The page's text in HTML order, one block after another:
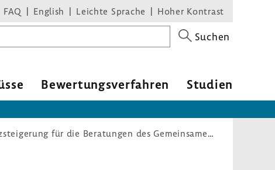
FAQ English Leichte Sprache Hoher Kontrast
Suchen
Bewer­tungs­ver­fahren Studien
Geschäfts- und Verfahrensordnung: Effizienzsteigerung für die Beratungen des Gemeinsamen Bundesausschusses